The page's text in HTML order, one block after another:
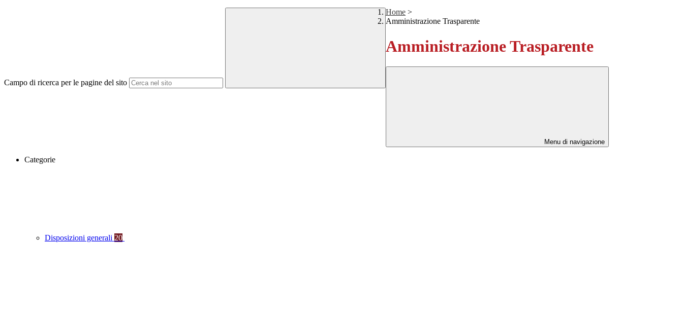
Campo di ricerca per le pagine del sito
Home >
Amministrazione Trasparente
Amministrazione Trasparente
Menu di navigazione
Categorie
Disposizioni generali 20